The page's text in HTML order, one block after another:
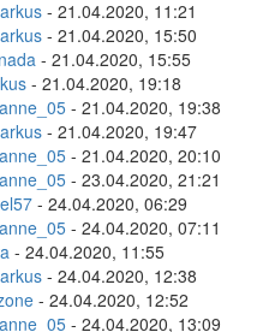
- 21.04.2020, 11:21
- 21.04.2020, 15:50
- 21.04.2020, 15:55
- 21.04.2020, 19:18
- 21.04.2020, 19:38
- 21.04.2020, 19:47
- 21.04.2020, 20:10
- 23.04.2020, 21:21
- 24.04.2020, 06:29
- 24.04.2020, 07:11
- 24.04.2020, 11:55
- 24.04.2020, 12:38
- 24.04.2020, 12:52
- 24.04.2020, 13:09